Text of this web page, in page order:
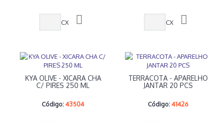
CX CX
KYA OLIVE - XICARA CHA
C/ PIRES 250 ML
Código: 43504
TERRACOTA - APARELHO
JANTAR 20 PCS
Código:41426